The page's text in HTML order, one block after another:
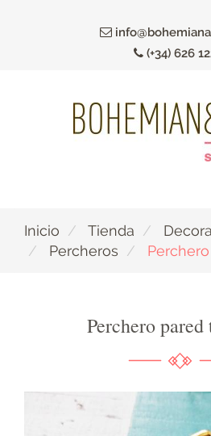
(+34) 626
Inicio Tienda
Percheros
Perchero pared